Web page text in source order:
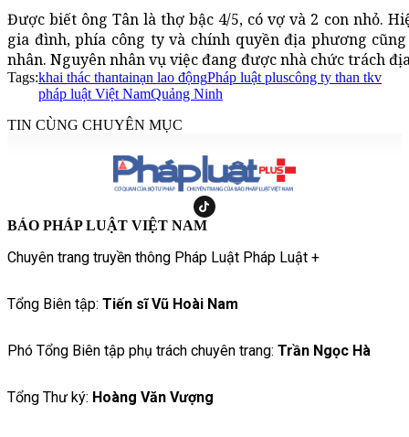
Được biết ông Tân là thợ bậc 4/5, có vợ và 2 con nhỏ.
gia đình, phía công ty và chính quyền địa phương
nhân. Nguyên nhân vụ việc đang được nhà chức trách
Tags:khai thác thantainạn lao độngPháp luật pluscông ty than tkv
pháp luật Việt NamQuảng Ninh
TIN CÙNG CHUYÊN MỤC
BÁO PHÁP LUẬT VIỆT NAM
Chuyên trang truyền thông Pháp Luật Pháp Luật +
Tổng Biên tập: Tiến sĩ Vũ Hoài Nam
Phó Tổng Biên tập phụ trách chuyên trang: Trần Ngọc Hà
Tổng Thư ký: Hoàng Văn Vượng